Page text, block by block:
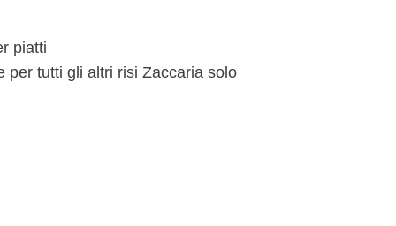
piatti
per tutti gli altri risi Zaccaria solo